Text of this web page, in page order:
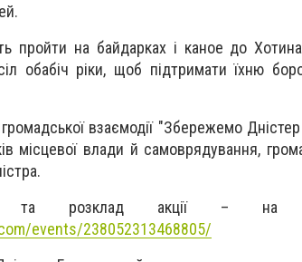
пройти на байдарках і каное до
обабіч ріки, щоб підтримати їхню
взаємодії "Збережемо
місцевої влади й самоврядування,
та розклад акції – на
events/238052313468805/